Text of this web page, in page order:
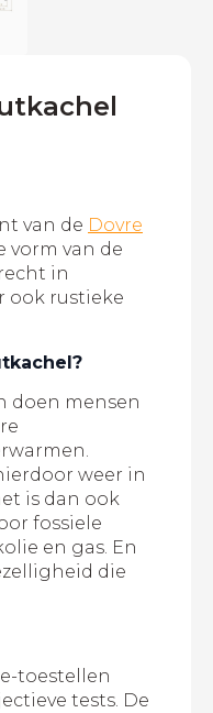
van de Dovre
vorm van de
in
ook rustieke
doen mensen
weer in
is dan ook
fossiele
en gas. En
die
toestellen
tests. De